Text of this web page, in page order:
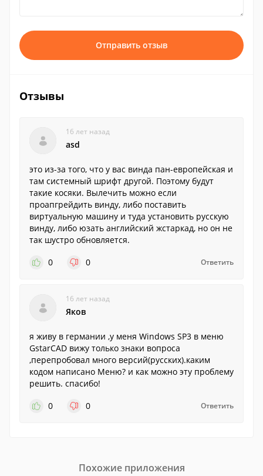
Отправить отзыв
Отзывы
16 лет назад
asd
это из-за того, что у вас винда пан-европейская и
там системный шрифт другой. Поэтому будут
такие косяки. Вылечить можно если
проапгрейдить винду, либо поставить
виртуальную машину и туда установить русскую
винду, либо юзать английский жстаркад, но он не
так шустро обновляется.
0
0 Ответить
16 лет назад
Яков
я живу в германии ,у меня Windows SP3 в меню
GstarCAD вижу только знаки вопроса
,перепробовал много версий(русских).каким
кодом написано Меню? и как можно эту проблему
решить. спасибо!
0
0 Ответить
Похожие приложения